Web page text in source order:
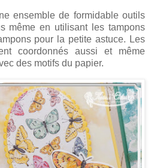
ensemble de formidable outils
même en utilisant les tampons
pour la petite astuce. Les
coordonnés aussi et même
des motifs du papier.